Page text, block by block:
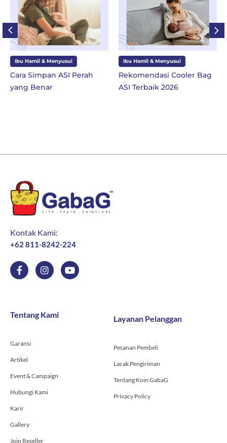
Ibu Hamil & Menyusui
Cara Simpan ASI Perah
yang Benar
Ibu Hamil & Menyusui
Rekomendasi Cooler Bag
ASI Terbaik 2026
Kontak Kami:
+62 811-8242-224
F
a
c
o
f
I
n
s
g
r
Y
o
u
Tentang Kami
Garansi
Artikel
Event & Campaign
Hubungi Kami
Karir
Gallery
Join Reseller
Layanan Pelanggan
Pesanan Pembeli
Lacak Pengiriman
Tentang Koin GabaG
Privacy Policy